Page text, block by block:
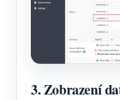
3. Zobrazení